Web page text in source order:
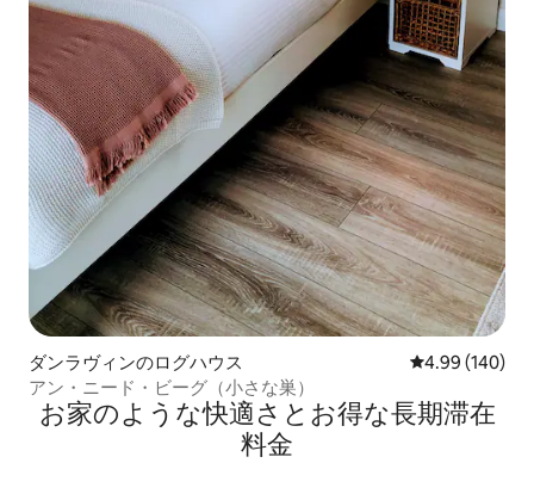
ダンラヴィンのログハウス レビュー140
4.99 (140)
アン・ニード・ビーグ（小さな巣）
お家のような快⁠適⁠さ⁠とお⁠得⁠な長⁠期⁠滞⁠在
料⁠金